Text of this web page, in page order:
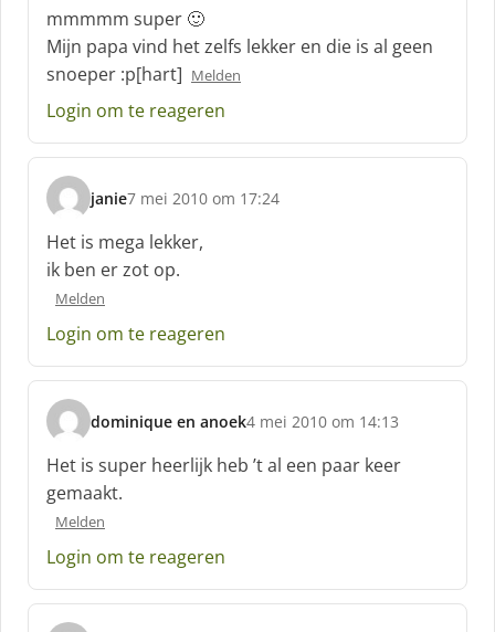
h
r
e
e
:
mmmmm super 🙂
Mijn papa vind het zelfs lekker en die is al geen
snoeper :p[hart] Melden
Login om te reageren
janie
s
c
h
r
e
:
7 mei 2010 om 17:24
Het is mega lekker,
ik ben er zot op.
Melden
Login om te reageren
dominique en anoek
s
c
h
r
e
:
4 mei 2010 om 14:13
Het is super heerlijk heb ’t al een paar keer
gemaakt.
Melden
Login om te reageren